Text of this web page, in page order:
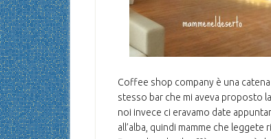
Coffee shop company è una
stesso bar che mi aveva proposto
noi invece ci eravamo date
all’alba, quindi mamme che leggete